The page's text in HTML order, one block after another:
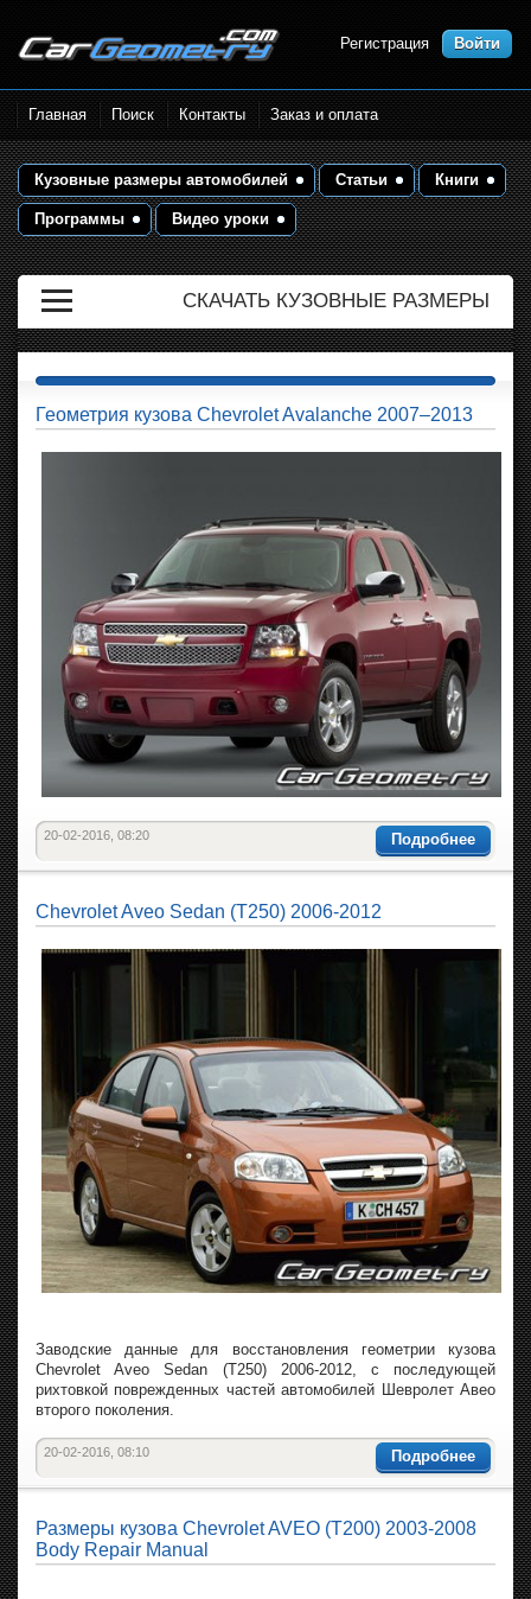
Размеры кузова автомобилей.
Контрольные точки и кузовные
размеры. Геометрия кузова
Регистрация Войти
Главная Поиск Контакты Заказ и оплата
Кузовные размеры автомобилей Статьи Книги
Программы Видео уроки
СКАЧАТЬ КУЗОВНЫЕ РАЗМЕРЫ
Геометрия кузова Chevrolet Avalanche 2007–2013
Подробнее
20-02-2016, 08:20
Chevrolet Aveo Sedan (T250) 2006-2012
Заводские данные для восстановления геометрии кузова
Chevrolet Aveo Sedan (T250) 2006-2012, с последующей
рихтовкой поврежденных частей автомобилей Шевролет Авео
второго поколения.
Подробнее
20-02-2016, 08:10
Размеры кузова Chevrolet AVEO (T200) 2003-2008
Body Repair Manual